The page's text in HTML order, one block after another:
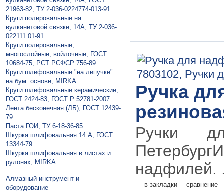
21963-82, ТУ 2-036-0224774-013-91
Круги полировальные на
вулканитовой связке, 14А, ТУ 2-036-
022111.01-91
Круги полировальные,
многослойные, войлочные, ГОСТ
10684-75, РСТ РСФСР 756-89
Круги шлифовальные "на липучке"
на бум. основе, MIRKA
Круги шлифовальные керамические,
ГОСТ 2424-83, ГОСТ P 52781-2007
Лента бесконечная (ЛБ), ГОСТ 12439-
79
Паста ГОИ, ТУ 6-18-36-85
Шкурка шлифовальная 14 А, ГОСТ
13344-79
Шкурка шлифовальная в листах и
рулонах, MIRKA
Алмазный инструмент и
оборудование
Ручка
Ручки
надфилей.
в закладки сравнение